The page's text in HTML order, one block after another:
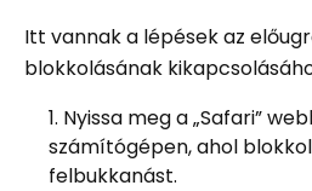
Itt vannak a lépések az
blokkolásának
Nyissa meg a „Safari”
számítógépen, ahol
felbukkanást.